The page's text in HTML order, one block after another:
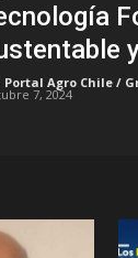
Portal Agro Chile /
7, 2024